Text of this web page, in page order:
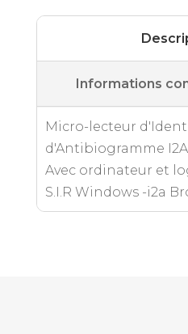
Informations
Micro-lecteur
d'Antibiogramme I2A
Avec ordinateur et
S.I.R Windows -i2a